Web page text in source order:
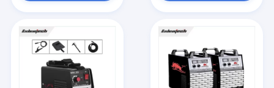
produtos
Quem Somos